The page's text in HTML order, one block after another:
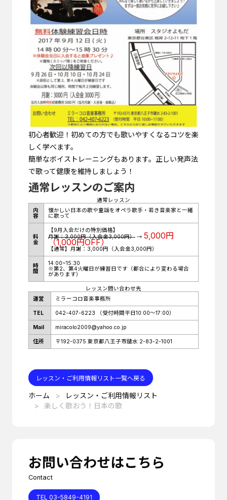
初心者歓迎！初めての方でも歌いやすくなるコツを楽
しく学べます。
簡単なボイストレーニングもあります。正しい発声法
で歌って健康を維持しましょう！
通常レッスンのご案内
通常レッスン
内
容
懐かしい日本の歌や童謡をオペラ歌手・若き音楽家と一緒
に歌って
料
金
【9月入会だけの特別価格】
月謝：3,000円（入会金3,000円） → 5,000円
（1,000円OFF）
【通常】月謝：3,000円（入会金3,000円）
時
間
14:00~15:30
※第2、第4火曜日が練習日です（都合により変わる場合
があります）
レッスン問い合わせ先
運営
ミラーコロ音楽事務所
TEL 042-407-6223 （受付時間平日10:00～17:00）
Mail miracolo2009@yahoo.co.jp
住所 〒192-0375 東京都八王子市鑓水 2-83-2-1001
レッスン・ご利用情報リスト一覧へ戻る
ホーム
レッスン・ご利用情報リスト
楽しく歌おう！日本の歌
お問い合わせはこちら
Contact
TEL 03-5849-4191